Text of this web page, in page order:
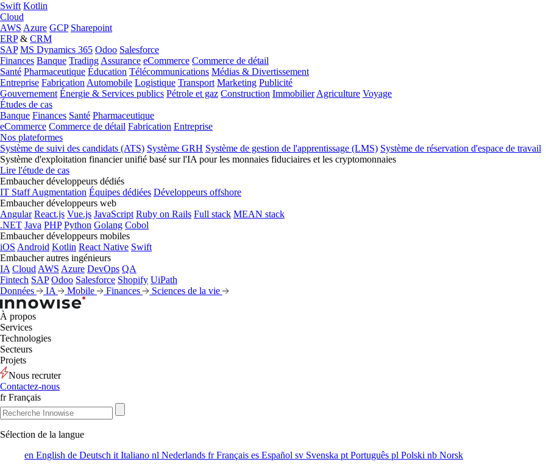
Swift Kotlin
Cloud
AWS Azure GCP Sharepoint
ERP& CRM
SAP MS Dynamics 365 Odoo Salesforce
Finances Banque Trading Assurance eCommerce Commerce de détail
Santé Pharmaceutique Éducation Télécommunications Médias & Divertissement
Entreprise Fabrication Automobile Logistique Transport Marketing Publicité
Gouvernement Énergie & Services publics Pétrole et gaz Construction Immobilier Agriculture Voyage
Études de cas
Banque Finances Santé Pharmaceutique
eCommerce Commerce de détail Fabrication Entreprise
Nos plateformes
Système de suivi des candidats (ATS) Système GRH Système de gestion de l'apprentissage (LMS) Système de réservation d'espace de travail
Système d'exploitation financier unifié basé sur l'IA pour les monnaies fiduciaires et les cryptomonnaies
Lire l'étude de cas
Embaucher développeurs dédiés
IT Staff Augmentation Équipes dédiées Développeurs offshore
Embaucher développeurs web
Angular React.js Vue.js JavaScript Ruby on Rails Full stack MEAN stack
.NET Java PHP Python Golang Cobol
Embaucher développeurs mobiles
iOS Android Kotlin React Native Swift
Embaucher autres ingénieurs
IA Cloud AWS Azure DevOps QA
Fintech SAP Odoo Salesforce Shopify UiPath
Données
IA Mobile Finances Sciences de la vie
À propos
Services
Technologies
Secteurs
Projets
Nous recruter
Contactez-nous
fr Français
Sélection de la langue
en English de Deutsch it Italiano nl Nederlands frFrançais es Español sv Svenska pt Português pl Polski nb Norsk